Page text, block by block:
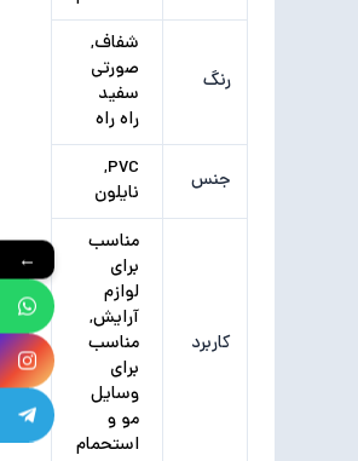
رنگ
شفاف,
صورتی
سفید
راه راه
جنس
PVC,
نایلون
کاربرد
مناسب
برای
لوازم
آرایش,
مناسب
برای
وسایل
مو و
استحمام
←